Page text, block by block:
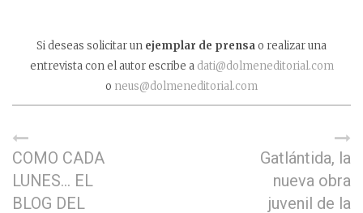
Si deseas solicitar un ejemplar de prensao realizar una
entrevista con el autor escribe a dati@dolmeneditorial.com
o neus@dolmeneditorial.com
COMO CADA
LUNES… EL
BLOG DEL
Gatlántida, la
nueva obra
juvenil de la